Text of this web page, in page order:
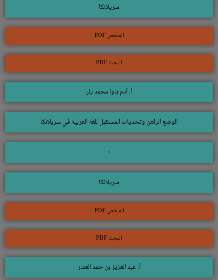
سريلانكا
الملخص PDF
البحث PDF
أ. آدم باوا محمد يار
الوضع الراهن وتحديات المستقبل للغة العربية في سريلانكا
-
سريلانكا
الملخص PDF
البحث PDF
أ. عبد العزيز بن حمد العمار